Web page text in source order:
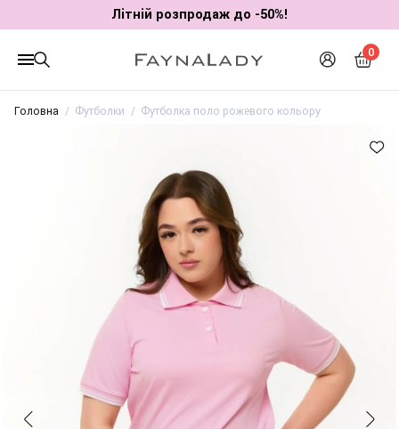
Літній розпродаж до -50%!
0
Головна Футболки Футболка поло рожевого кольору